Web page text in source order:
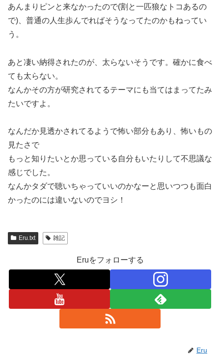
あんまりピンと来なかったので(割と一匹狼なトコあるの
で)、普通の人生歩んでればそうなってたのかもねってい
う。
あと凄い納得されたのが、太らないそうです。確かに食べ
ても太らない。
なんかその方が研究されてるテーマにも当てはまってたみ
たいですよ。
なんだか見透かされてるようで怖い部分もあり、怖いもの
見たさで
もっと知りたいとか思っている自分もいたりして不思議な
感じでした。
なんかタダで聴いちゃっていいのかなーと思いつつも面白
かったのには違いないのでヨシ！
Eru.txt 雑記
Eruをフォローする
Eru